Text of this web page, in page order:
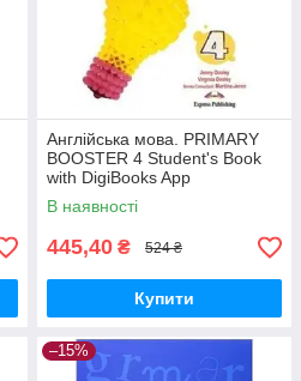
Англійська мова. PRIMARY
BOOSTER 4 Student's Book
with DigiBooks App
В наявності
445,40 ₴ 524 ₴
Купити
–15%